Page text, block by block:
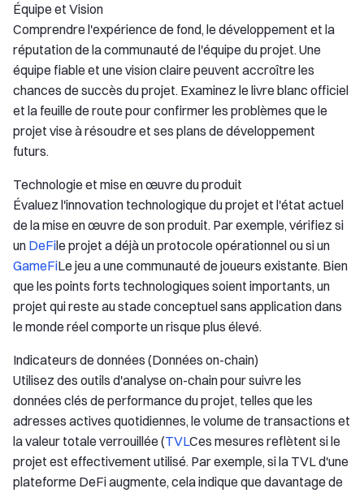
Équipe et Vision
Comprendre l'expérience de fond, le développement et la
réputation de la communauté de l'équipe du projet. Une
équipe fiable et une vision claire peuvent accroître les
chances de succès du projet. Examinez le livre blanc officiel
et la feuille de route pour confirmer les problèmes que le
projet vise à résoudre et ses plans de développement
futurs.
Technologie et mise en œuvre du produit
Évaluez l'innovation technologique du projet et l'état actuel
de la mise en œuvre de son produit. Par exemple, vérifiez si
un DeFile projet a déjà un protocole opérationnel ou si un
GameFiLe jeu a une communauté de joueurs existante. Bien
que les points forts technologiques soient importants, un
projet qui reste au stade conceptuel sans application dans
le monde réel comporte un risque plus élevé.
Indicateurs de données (Données on-chain)
Utilisez des outils d'analyse on-chain pour suivre les
données clés de performance du projet, telles que les
adresses actives quotidiennes, le volume de transactions et
la valeur totale verrouillée (TVLCes mesures reflètent si le
projet est effectivement utilisé. Par exemple, si la TVL d'une
plateforme DeFi augmente, cela indique que davantage de